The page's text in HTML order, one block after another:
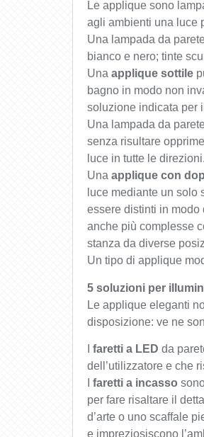
Le applique sono
agli ambienti una luce
Una lampada da
bianco e nero; tinte
Una applique sottile
bagno in modo non
soluzione indicata per
Una lampada da
senza risultare
luce in tutte le direzioni.
Una applique con
luce mediante un
essere distinti in modo
anche più complesse
stanza da diverse
Un tipo di applique
5 soluzioni per
Le applique eleganti
disposizione: ve ne
faretti a LED da
dell’utilizzatore e che
faretti a incasso
per fare risaltare il
d’arte o uno scaffale
e impreziosiscono